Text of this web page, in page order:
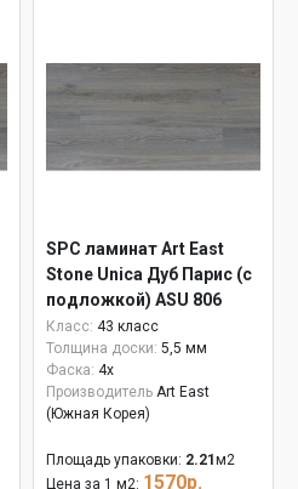
SPC ламинат Art East
Stone Unica Дуб Парис (с
подложкой) ASU 806
Класс: 43 класс
Толщина доски: 5,5 мм
Фаска: 4x
Производитель Art East
(Южная Корея)
Площадь упаковки: 2.21 м2
Цена за 1 м2: 1570р.